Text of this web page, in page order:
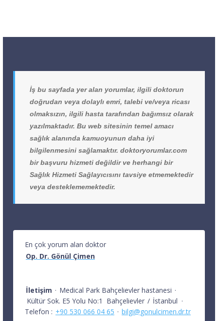
İş bu sayfada yer alan yorumlar, ilgili doktorun
doğrudan veya dolaylı emri, talebi ve/veya ricası
olmaksızın, ilgili hasta tarafından bağımsız olarak
yazılmaktadır. Bu web sitesinin temel amacı
sağlık alanında kamuoyunun daha iyi
bilgilenmesini sağlamaktır. doktoryorumlar.com
bir başvuru hizmeti değildir ve herhangi bir
Sağlık Hizmeti Sağlayıcısını tavsiye etmemektedir
veya desteklememektedir.
En çok yorum alan doktor
Op. Dr. Gönül Çimen
İletişim · Medical Park Bahçelievler hastanesi ·
Kültür Sok. E5 Yolu No:1
Bahçelievler / İstanbul ·
Telefon : +90 530 066 04 65 · bilgi@gonulcimen.dr.tr